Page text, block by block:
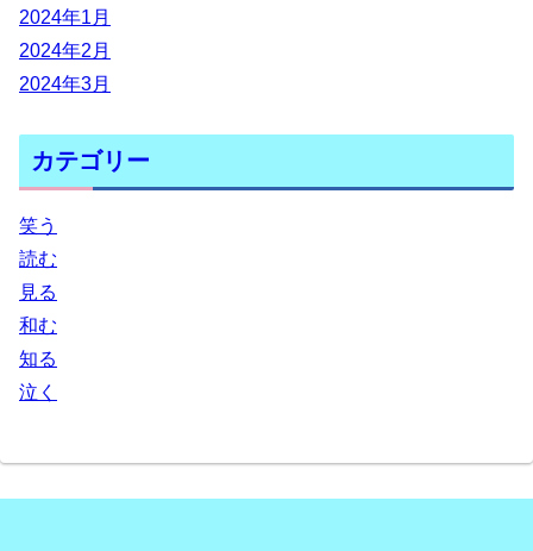
2024年1月
2024年2月
2024年3月
カテゴリー
笑う
読む
見る
和む
知る
泣く